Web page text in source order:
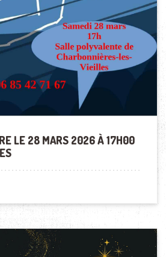
LE 28 MARS 2026 À 17H00